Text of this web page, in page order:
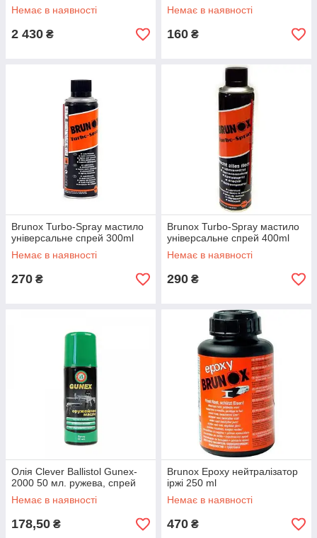
Немає в наявності
2 430 ₴
Немає в наявності
160 ₴
Brunox Turbo-Spray мастило
універсальне спрей 300ml
Немає в наявності
270 ₴
Brunox Turbo-Spray мастило
універсальне спрей 400ml
Немає в наявності
290 ₴
Олія Clever Ballistol Gunex-
2000 50 мл. ружева, спрей
Немає в наявності
178,50 ₴
Brunox Epoxy нейтралізатор
іржі 250 ml
Немає в наявності
470 ₴